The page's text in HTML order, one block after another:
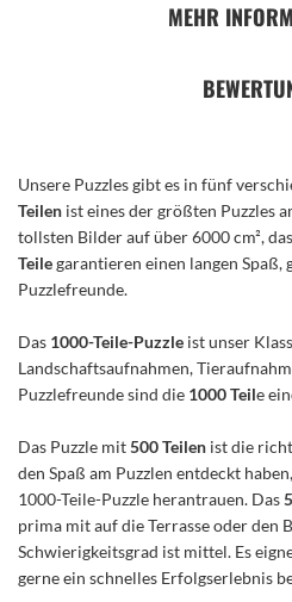
MEHR
Unsere Puzzles gibt es in fünf
Teilen ist eines der größten Puzzles
tollsten Bilder auf über 6000 cm²,
Teilegarantieren einen langen
Puzzlefreunde.
Das 1000-Teile-Puzzle ist unser
Landschaftsaufnahmen,
Puzzlefreunde sind die 1000 Teile
Das Puzzle mit500 Teilen ist die
den Spaß am Puzzlen entdeckt
1000-Teile-Puzzle herantrauen. Das
prima mit auf die Terrasse oder den
Schwierigkeitsgrad ist mittel. Es
gerne ein schnelles Erfolgserlebnis